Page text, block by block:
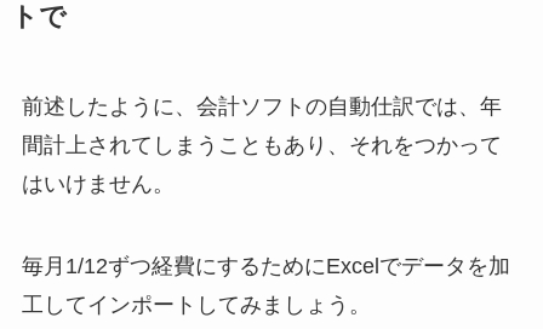
トで
前述したように、会計ソフトの自動仕訳では、年
間計上されてしまうこともあり、それをつかって
はいけません。
毎月1/12ずつ経費にするためにExcelでデータを加
工してインポートしてみましょう。